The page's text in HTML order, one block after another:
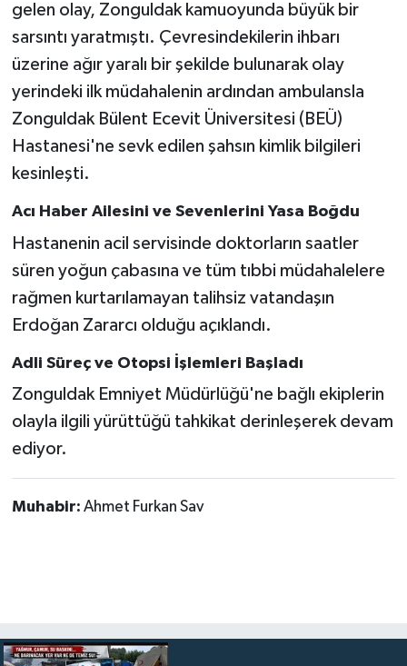
gelen olay, Zonguldak kamuoyunda büyük bir
sarsıntı yaratmıştı. Çevresindekilerin ihbarı
üzerine ağır yaralı bir şekilde bulunarak olay
yerindeki ilk müdahalenin ardından ambulansla
Zonguldak Bülent Ecevit Üniversitesi (BEÜ)
Hastanesi'ne sevk edilen şahsın kimlik bilgileri
kesinleşti.
Acı Haber Ailesini ve Sevenlerini Yasa Boğdu
Hastanenin acil servisinde doktorların saatler
süren yoğun çabasına ve tüm tıbbi müdahalelere
rağmen kurtarılamayan talihsiz vatandaşın
Erdoğan Zararcı olduğu açıklandı.
Adli Süreç ve Otopsi İşlemleri Başladı
Zonguldak Emniyet Müdürlüğü'ne bağlı ekiplerin
olayla ilgili yürüttüğü tahkikat derinleşerek devam
ediyor.
Muhabir: Ahmet Furkan Sav